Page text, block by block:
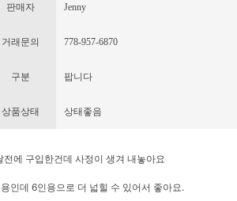
판매자 Jenny
거래문의 778-957-6870
구분 팝니다
상품상태 상태좋음
전에 구입한건데 사정이 생겨 내놓아요
인데 6인용으로 더 넓힐 수 있어서 좋아요.